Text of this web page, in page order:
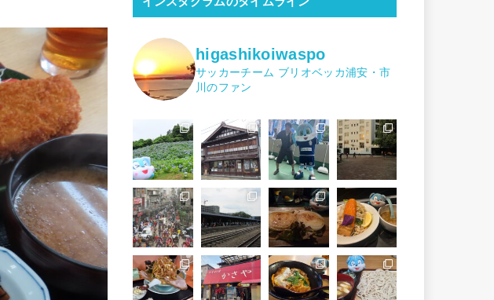
higashikoiwaspo
サッカーチーム ブリオベッカ浦安・市
川のファン